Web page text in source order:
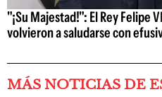
"¡Su Majestad!": El Rey Felipe
volvieron a saludarse con
MÁS NOTICIAS DE